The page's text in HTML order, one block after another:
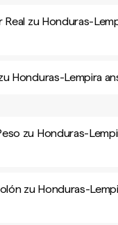
zu Honduras-
Honduras-Lempira
zu Honduras-
zu Honduras-